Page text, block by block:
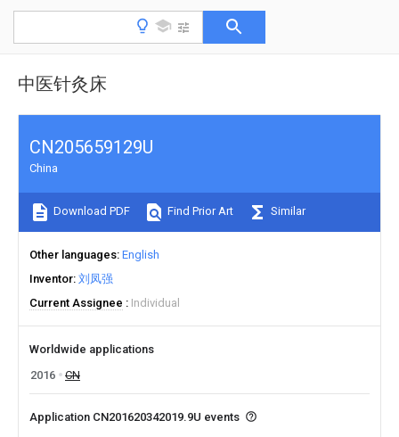
中医针灸床
CN205659129U
China
Download PDF Find Prior Art Similar
Other languages English
Inventor 刘凤强
Current Assignee
Individual
Worldwide applications
2016
CN
Application CN201620342019.9U events